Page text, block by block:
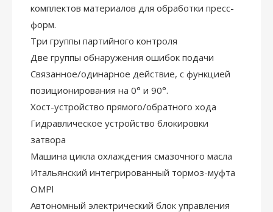
комплектов материалов для обработки пресс-
форм.
Три группы партийного контроля
Две группы обнаружения ошибок подачи
Связанное/одинарное действие, с функцией
позиционирования на 0° и 90°.
Хост-устройство прямого/обратного хода
Гидравлическое устройство блокировки
затвора
Машина цикла охлаждения смазочного масла
Итальянский интегрированный тормоз-муфта
OMPl
Автономный электрический блок управления